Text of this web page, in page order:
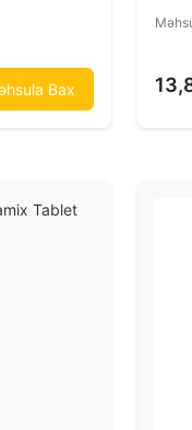
Bax